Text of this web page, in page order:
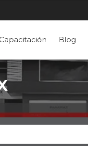
Capacitación Blog